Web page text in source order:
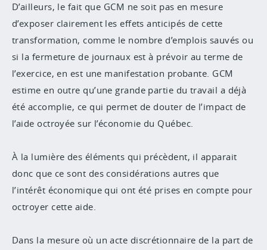
D’ailleurs, le fait que GCM ne soit pas en mesure
d’exposer clairement les effets anticipés de cette
transformation, comme le nombre d’emplois sauvés ou
si la fermeture de journaux est à prévoir au terme de
l’exercice, en est une manifestation probante. GCM
estime en outre qu’une grande partie du travail a déjà
été accomplie, ce qui permet de douter de l’impact de
l’aide octroyée sur l’économie du Québec.
À la lumière des éléments qui précèdent, il apparait
donc que ce sont des considérations autres que
l’intérêt économique qui ont été prises en compte pour
octroyer cette aide.
Dans la mesure où un acte discrétionnaire de la part de